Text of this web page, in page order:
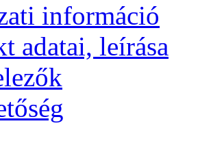
információ
adatai, leírása